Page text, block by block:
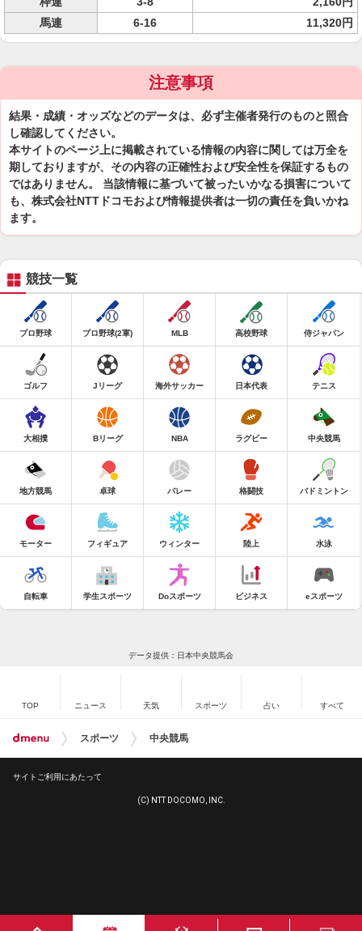
馬連
6-16 11,320円
注意事項
結果・成績・オッズなどのデータは、必ず主催者発行のものと照合
し確認してください。
本サイトのページ上に掲載されている情報の内容に関しては万全を
期しておりますが、その内容の正確性および安全性を保証するもの
ではありません。 当該情報に基づいて被ったいかなる損害について
も、株式会社NTTドコモおよび情報提供者は一切の責任を負いかね
ます。
競技一覧
プロ野球 プロ野球(2軍) MLB 高校野球 侍ジャパン
ゴルフ Jリーグ 海外サッカー 日本代表 テニス
大相撲 Bリーグ NBA ラグビー 中央競馬
地方競馬 卓球 バレー 格闘技 バドミントン
モーター フィギュア ウィンター 陸上 水泳
自転車 学生スポーツ Doスポーツ ビジネス eスポーツ
データ提供：日本中央競馬会
TOP ニュース 天気 スポーツ 占い すべて
スポーツ 中央競馬
サイトご利用にあたって
(C) NTT DOCOMO, INC.